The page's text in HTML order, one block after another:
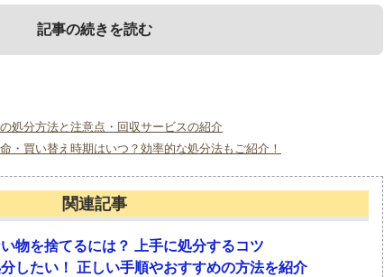
記事の続きを読む
ゴミの出し方について
るルールなどをご紹介します。
別方法
回収業者紹介
品回収業者をご紹介します。
処分方法と注意点・回収サービスの紹介
・買い替え時期はいつ？効率的な処分法もご紹介！
関連記事
物を捨てるには？ 上手に処分するコツ
したい！ 正しい手順やおすすめの方法を紹介